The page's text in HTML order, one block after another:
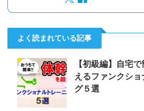
よく読まれている記事
【初級編】自宅
えるファンクシ
グ５選